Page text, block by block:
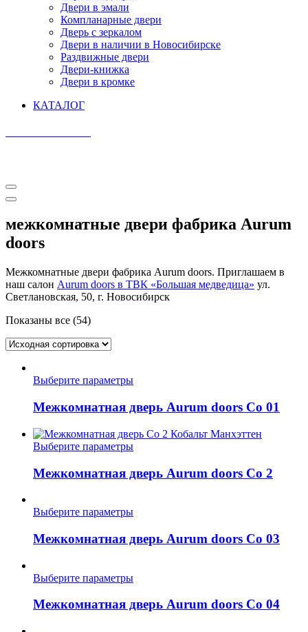
Двери в эмали
Компланарные двери
Дверь с зеркалом
Двери в наличии в Новосибирске
Раздвижные двери
Двери-книжка
Двери в кромке
КАТАЛОГ
межкомнатные двери фабрика Aurum
doors
Межкомнатные двери фабрика Aurum doors. Приглашаем в
наш салон Aurum doors в ТВК «Большая медведица» ул.
Светлановская, 50, г. Новосибирск
Показаны все (54)
Выберите параметрыЭтот
имеет
несколько
вариаций.
Опции
можно
выбрать
на
Межкомнатная дверь Aurum doors Co 01
Выберите параметрыЭтот
имеет
несколько
Опции
можно
выбрать
на
Межкомнатная дверь Aurum doors Co 2
Выберите параметрыЭтот
имеет
несколько
можно
выбрать
на
Межкомнатная дверь Aurum doors Co 03
Выберите параметрыЭтот
имеет
несколько
Межкомнатная дверь Aurum doors Co 04